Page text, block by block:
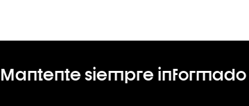
Mantente siempre informado